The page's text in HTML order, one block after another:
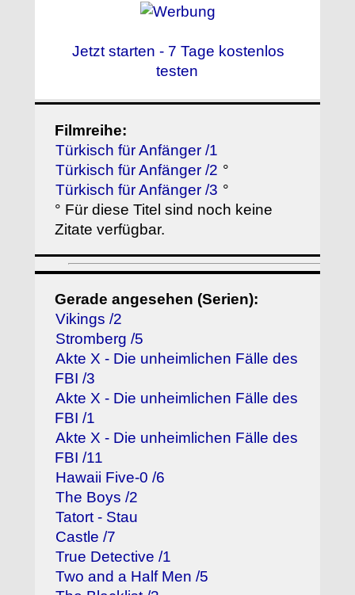
Jetzt starten - 7 Tage kostenlos
testen
Filmreihe:
Türkisch für Anfänger /1
Türkisch für Anfänger /2 °
Türkisch für Anfänger /3 °
° Für diese Titel sind noch keine
Zitate verfügbar.
Gerade angesehen (Serien):
Vikings /2
Stromberg /5
Akte X - Die unheimlichen Fälle des
FBI /3
Akte X - Die unheimlichen Fälle des
FBI /1
Akte X - Die unheimlichen Fälle des
FBI /11
Hawaii Five-0 /6
The Boys /2
Tatort - Stau
Castle /7
True Detective /1
Two and a Half Men /5